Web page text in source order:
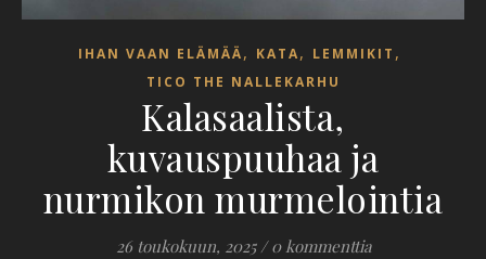
IHAN VAAN ELÄMÄÄ, KATA, LEMMIKIT ,
TICO THE NALLEKARHU
Kalasaalista,
kuvauspuuhaa ja
nurmikon murmelointia
26 toukokuun, 2025 / 0 kommenttia